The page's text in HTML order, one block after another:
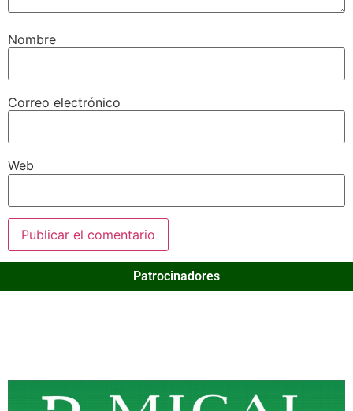
Nombre
Correo electrónico
Web
Patrocinadores